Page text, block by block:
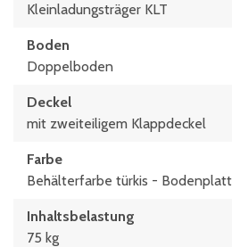
Kleinladungsträger KLT
Boden
Doppelboden
Deckel
mit zweiteiligem Klappdeckel
Farbe
Behälterfarbe türkis -
Inhaltsbelastung
75 kg